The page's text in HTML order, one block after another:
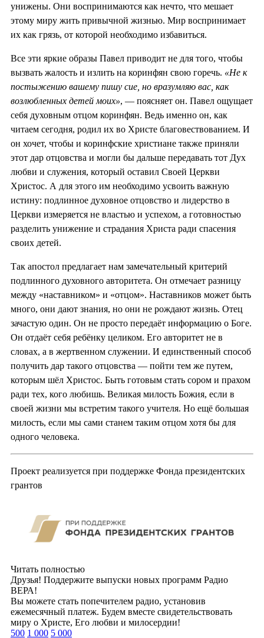
унижены. Они воспринимаются как нечто, что мешает
этому миру жить привычной жизнью. Мир воспринимает
их как грязь, от которой необходимо избавиться.
Все эти яркие образы Павел приводит не для того, чтобы
вызвать жалость и излить на коринфян свою горечь. «Не к
постыжению вашему пишу сие, но вразумляю вас, как
возлюбленных детей моих», — поясняет он. Павел ощущает
себя духовным отцом коринфян. Ведь именно он, как
читаем сегодня, родил их во Христе благовествованием. И
он хочет, чтобы и коринфские христиане также приняли
этот дар отцовства и могли бы дальше передавать тот Дух
любви и служения, который оставил Своей Церкви
Христос. А для этого им необходимо усвоить важную
истину: подлинное духовное отцовство и лидерство в
Церкви измеряется не властью и успехом, а готовностью
разделить унижение и страдания Христа ради спасения
своих детей.
Так апостол предлагает нам замечательный критерий
подлинного духовного авторитета. Он отмечает разницу
между «наставником» и «отцом». Наставников может быть
много, они дают знания, но они не рождают жизнь. Отец
зачастую один. Он не просто передаёт информацию о Боге.
Он отдаёт себя ребёнку целиком. Его авторитет не в
словах, а в жертвенном служении. И единственный способ
получить дар такого отцовства — пойти тем же путем,
которым шёл Христос. Быть готовым стать сором и прахом
ради тех, кого любишь. Великая милость Божия, если в
своей жизни мы встретим такого учителя. Но ещё большая
милость, если мы сами станем таким отцом хотя бы для
одного человека.
Проект реализуется при поддержке Фонда президентских
грантов
Читать полностью
Друзья! Поддержите выпуски новых программ Радио
ВЕРА!
Вы можете стать попечителем радио, установив
ежемесячный платеж. Будем вместе свидетельствовать
миру о Христе, Его любви и милосердии!
500 1 000 5 000